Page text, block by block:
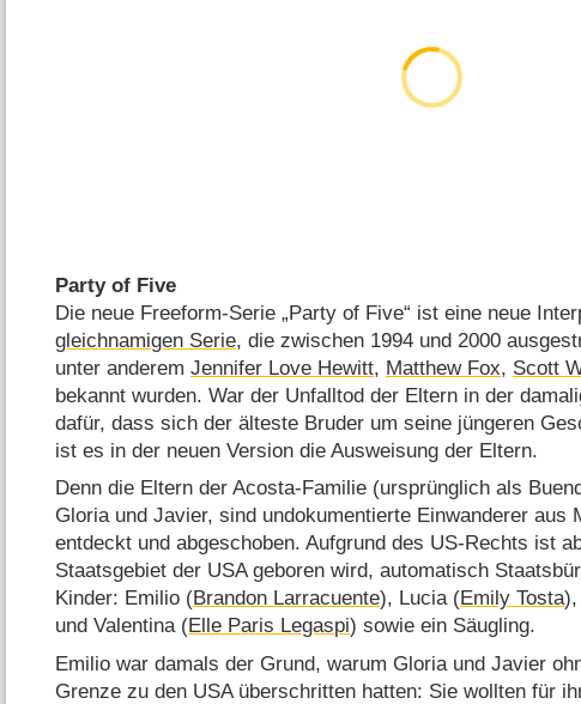
Party of Five
Die neue Freeform-Serie „Party of Five“ ist eine neue
gleichnamigen Serie, die zwischen 1994 und 2000
unter anderemJennifer Love Hewitt, Matthew Fox, Scott
bekannt wurden. War der Unfalltod der Eltern in der
dafür, dass sich der älteste Bruder um seine jüngeren
ist es in der neuen Version die Ausweisung der Eltern.
Denn die Eltern der Acosta-Familie (ursprünglich als
Gloria und Javier, sind undokumentierte Einwanderer aus
entdeckt und abgeschoben. Aufgrund des US-Rechts ist
Staatsgebiet der USA geboren wird, automatisch
Kinder: Emilio (Brandon Larracuente), Lucia (Emily Tosta),
und Valentina (Elle Paris Legaspi) sowie ein Säugling.
Emilio war damals der Grund, warum Gloria und Javier
Grenze zu den USA überschritten hatten: Sie wollten für